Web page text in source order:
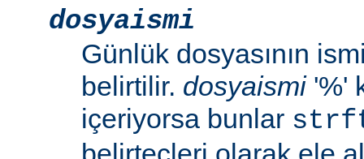
dosyaismi
Günlük dosyasının
belirtilir. dosyaismi'%'
içeriyorsa bunlar